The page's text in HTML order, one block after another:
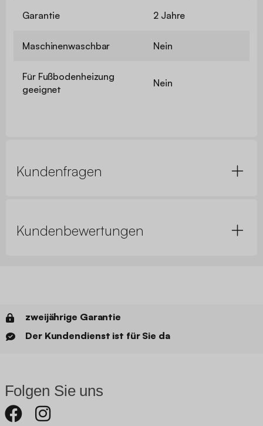
Garantie 2 Jahre
Maschinenwaschbar Nein
Für Fußbodenheizung
geeignet
Nein
Kundenfragen
Kundenbewertungen
zweijährige Garantie
Der Kundendienst ist für Sie da
Folgen Sie uns